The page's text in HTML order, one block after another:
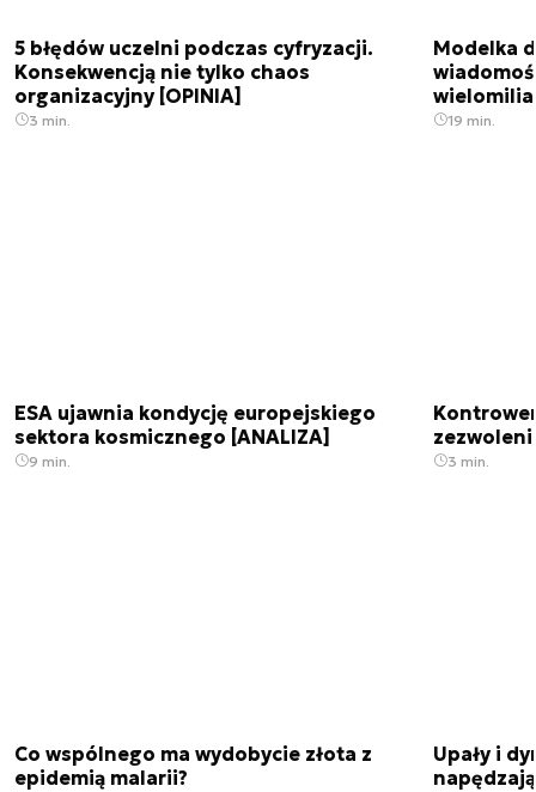
5 błędów uczelni podczas cyfryzacji.
Konsekwencją nie tylko chaos
organizacyjny [OPINIA]
3 min.
Modelka
19 min.
ESA ujawnia kondycję europejskiego
sektora kosmicznego [ANALIZA]
9 min. 3 min.
Co wspólnego ma wydobycie złota z
epidemią malarii?
Upały i